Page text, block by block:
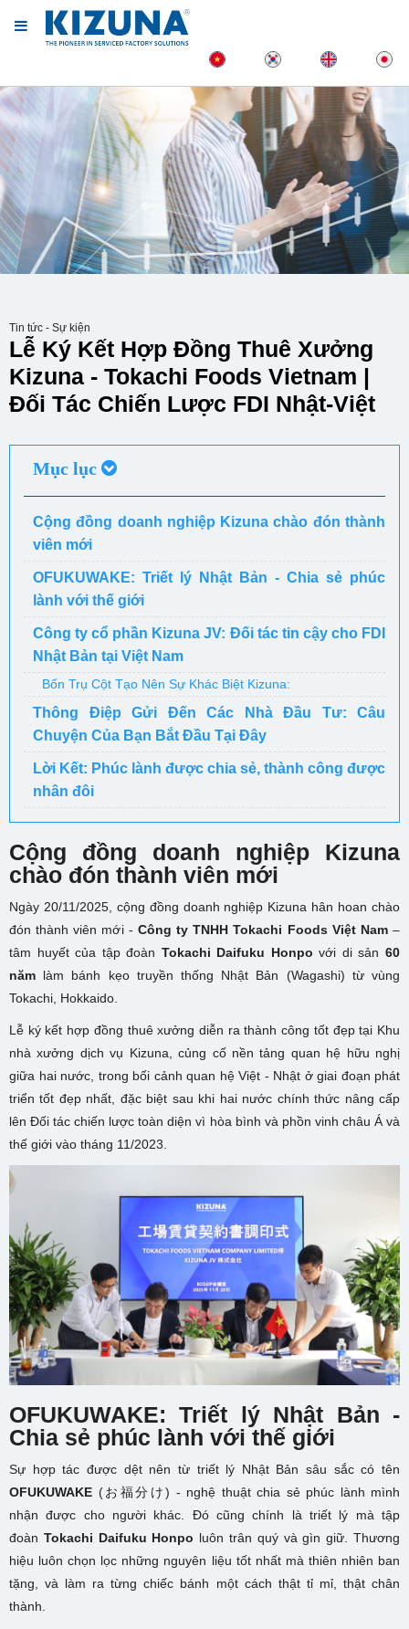
Tin tức - Sự kiện
Lễ Ký Kết Hợp Đồng Thuê Xưởng
Kizuna - Tokachi Foods Vietnam |
Đối Tác Chiến Lược FDI Nhật-Việt
Mục lục
Cộng đồng doanh nghiệp Kizuna chào đón thành
viên mới
OFUKUWAKE: Triết lý Nhật Bản - Chia sẻ phúc
lành với thế giới
Công ty cổ phần Kizuna JV: Đối tác tin cậy cho FDI
Nhật Bản tại Việt Nam
Bốn Trụ Cột Tạo Nên Sự Khác Biệt Kizuna:
Thông Điệp Gửi Đến Các Nhà Đầu Tư: Câu
Chuyện Của Bạn Bắt Đầu Tại Đây
Lời Kết: Phúc lành được chia sẻ, thành công được
nhân đôi
Cộng đồng doanh nghiệp Kizuna
chào đón thành viên mới
Ngày 20/11/2025, cộng đồng doanh nghiệp Kizuna hân hoan chào
đón thành viên mới - Công ty TNHH Tokachi Foods Việt Nam–
tâm huyết của tập đoàn Tokachi Daifuku Honpo với di sản60
năm làm bánh kẹo truyền thống Nhật Bản (Wagashi) từ vùng
Tokachi, Hokkaido.
Lễ ký kết hợp đồng thuê xưởng diễn ra thành công tốt đẹp tại Khu
nhà xưởng dịch vụ Kizuna, củng cố nền tảng quan hệ hữu nghị
giữa hai nước, trong bối cảnh quan hệ Việt - Nhật ở giai đoạn phát
triển tốt đẹp nhất, đặc biệt sau khi hai nước chính thức nâng cấp
lên Đối tác chiến lược toàn diện vì hòa bình và phồn vinh châu Á và
thế giới vào tháng 11/2023.
OFUKUWAKE: Triết lý Nhật Bản -
Chia sẻ phúc lành với thế giới
Sự hợp tác được dệt nên từ triết lý Nhật Bản sâu sắc có tên
OFUKUWAKE (お福分け) - nghệ thuật chia sẻ phúc lành mình
nhận được cho người khác. Đó cũng chính là triết lý mà tập
đoàn Tokachi Daifuku Honpo luôn trân quý và gìn giữ. Thương
hiệu luôn chọn lọc những nguyên liệu tốt nhất mà thiên nhiên ban
tặng, và làm ra từng chiếc bánh một cách thật tỉ mỉ, thật chân
thành.